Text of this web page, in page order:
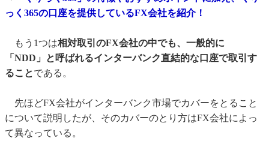
っく365の口座を提供しているFX会社を紹介！
もう1つは相対取引のFX会社の中でも、一般的に
「NDD」と呼ばれるインターバンク直結的な口座で取引す
ることである。
先ほどFX会社がインターバンク市場でカバーをとること
について説明したが、そのカバーのとり方はFX会社によっ
て異なっている。